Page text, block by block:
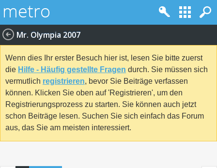
Mr. Olympia 2007
Wenn dies Ihr erster Besuch hier ist, lesen Sie bitte zuerst
die Hilfe - Häufig gestellte Fragen durch. Sie müssen sich
vermutlich registrieren, bevor Sie Beiträge verfassen
können. Klicken Sie oben auf 'Registrieren', um den
Registrierungsprozess zu starten. Sie können auch jetzt
schon Beiträge lesen. Suchen Sie sich einfach das Forum
aus, das Sie am meisten interessiert.